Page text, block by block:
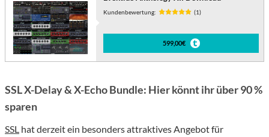
Kundenbewertung: (1)
599,00€
SSL X-Delay & X-Echo Bundle: Hier könnt ihr über 90 %
sparen
SSL hat derzeit ein besonders attraktives Angebot für